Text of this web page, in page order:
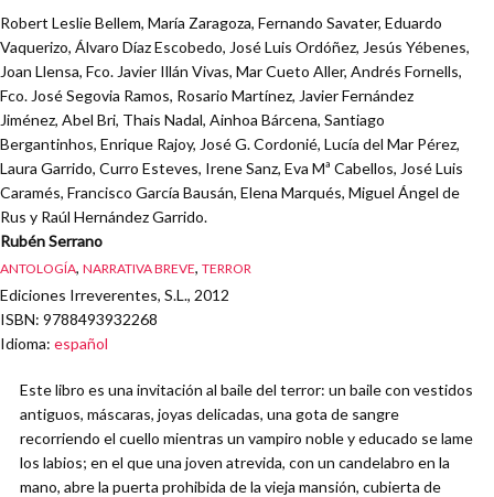
Robert Leslie Bellem, María Zaragoza, Fernando Savater, Eduardo
Vaquerizo, Álvaro Díaz Escobedo, José Luis Ordóñez, Jesús Yébenes,
Joan Llensa, Fco. Javier Illán Vivas, Mar Cueto Aller, Andrés Fornells,
Fco. José Segovia Ramos, Rosario Martínez, Javier Fernández
Jiménez, Abel Bri, Thais Nadal, Ainhoa Bárcena, Santiago
Bergantinhos, Enrique Rajoy, José G. Cordonié, Lucía del Mar Pérez,
Laura Garrido, Curro Esteves, Irene Sanz, Eva Mª Cabellos, José Luis
Caramés, Francisco García Bausán, Elena Marqués, Miguel Ángel de
Rus y Raúl Hernández Garrido.
Rubén Serrano
ANTOLOGÍA, NARRATIVA BREVE, TERROR
Ediciones Irreverentes, S.L., 2012
ISBN: 9788493932268
Idioma: español
Este libro es una invitación al baile del terror: un baile con vestidos
antiguos, máscaras, joyas delicadas, una gota de sangre
recorriendo el cuello mientras un vampiro noble y educado se lame
los labios; en el que una joven atrevida, con un candelabro en la
mano, abre la puerta prohibida de la vieja mansión, cubierta de